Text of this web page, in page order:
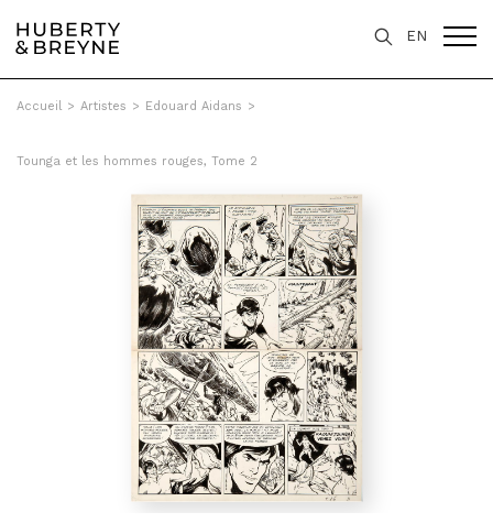
EN
Accueil > Artistes > Edouard Aidans >
Tounga et les hommes rouges, Tome 2